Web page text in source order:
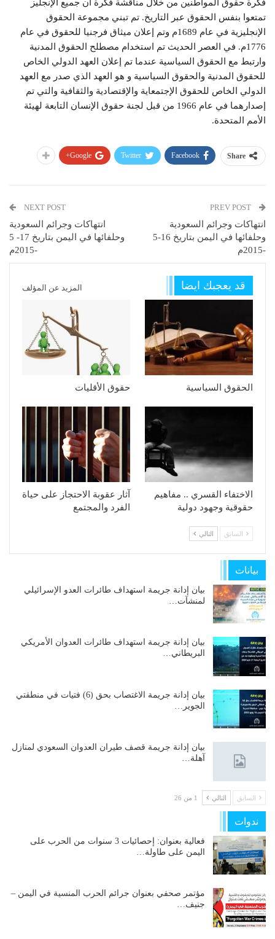
فكرة حقوق المواطنين من خلال مناقشة فكرة ان جميع الإنجليز
تمتعوا بنفس الحقوق عبر التاريخ. تم تبني مجموعة الحقوق
الإنجليزية في عام 1689م وتم إعلان ميثاق فرجنيا للحقوق في عام
1776م. في العصر الحديث تم استخدام مصطلح الحقوق المدنية
وارتبط مع الحقوق السياسية عندما تم إعلان العهد الدولي الخاص
للحقوق المدنية والحقوق السياسية و هو العهد الذي صدر مع العهد
الدولي الخاص للحقوق الإجتمعاية والإقتصادية والثقافية والتي تم
إصدارهما في عام 1966 من قبل لجنة حقوق الإنسان التابعة لهيئة
الأمم المتحدة.
Share
Facebook
Twitter
Google+
انتهاكات وجرائم السعودية
وحلفائها في اليمن بتاريخ 16-5
-2015م
NEXT POST
انتهاكات وجرائم السعودية
وحلفائها في اليمن بتاريخ 17- 5
-2015م
قد يعجبك ايضا المزيد عن المؤلف
الحقوق السياسية حقوق الأقليات
الاختفاء القسري .. مفاهيم
حقوقية وجهود دولية
آثار عقوبة الاحتجاز على حياة
الفرد والمجتمع
السابق التالي
بيانات
بيان إدانة جريمة استهداف طائرات العدو الإسرائيلي
لمنشآت…
بيان إدانة جريمة استهداف طائرات العدوان الأمريكي
البريطاني…
بيان إدانة جريمة الاغتصاب بحق (6) فتيات في منطقتي
الجوير…
بيان إدانة جريمة قصف طيران العدوان السعودي لمنازل
آهلة…
السابق التالي 1 من 26
ندوات
فعالية بعنوان: إحصائيات 3 سنوات من الحرب على
اليمن على طاولة…
مؤتمر صحفي بعنوان جرائم الحرب المنسية في اليمن –
جنيف…